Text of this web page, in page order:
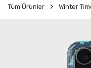
Tüm Ürünler Winter